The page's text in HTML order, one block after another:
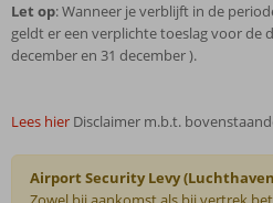
Let op: Wanneer je verblijft in de
geldt er een verplichte toeslag voor de
december en 31 december ).
Lees hier Disclaimer m.b.t.
Airport Security Levy